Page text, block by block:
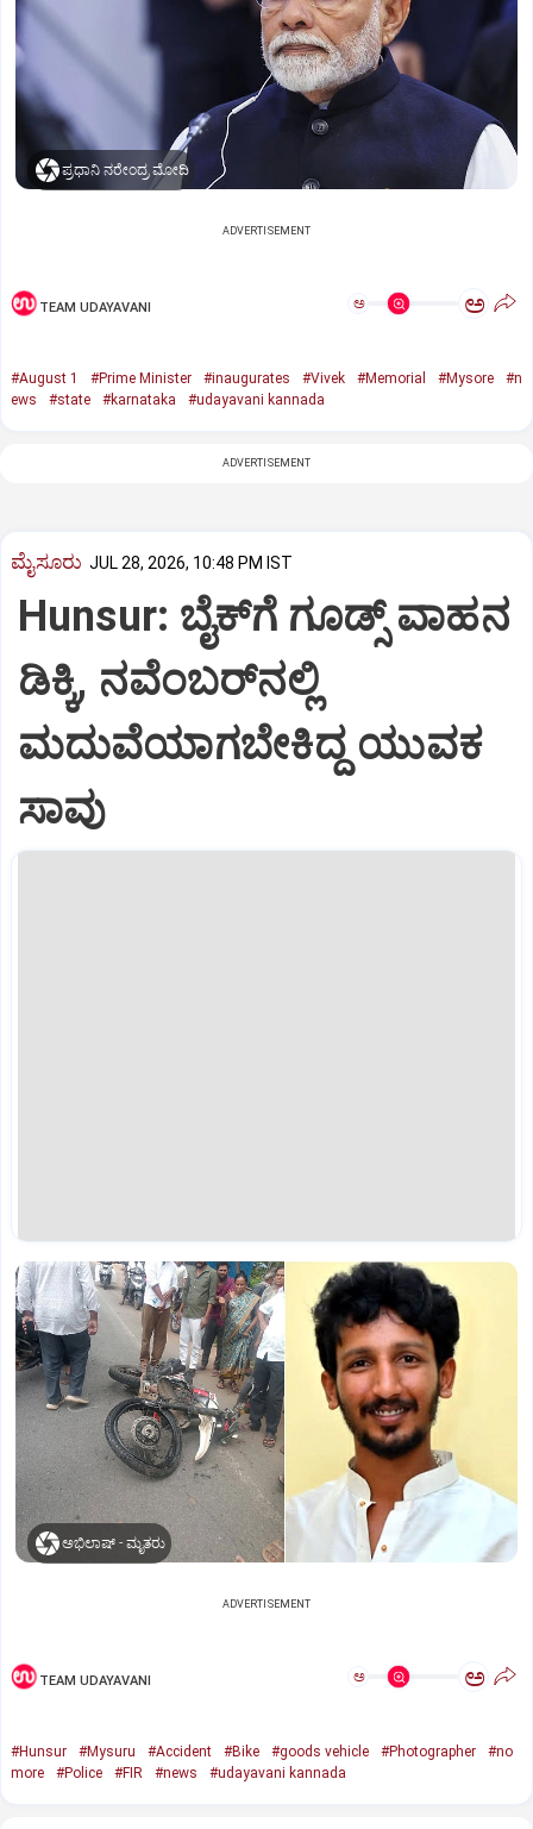
ಪ್ರಧಾನಿ ನರೇಂದ್ರ ಮೋದಿ
ADVERTISEMENT
TEAM UDAYAVANI ಅ ಅ
#August 1 #Prime Minister #inaugurates #Vivek #Memorial #Mysore
#n
ews
#state #karnataka #udayavani kannada
ADVERTISEMENT
ಮೈಸೂರು JUL 28, 2026, 10:48 PM IST
Hunsur: ಬೈಕ್‌ಗೆ ಗೂಡ್ಸ್ ವಾಹನ
ಡಿಕ್ಕಿ, ನವೆಂಬರ್‌ನಲ್ಲಿ
ಮದುವೆಯಾಗಬೇಕಿದ್ದ ಯುವಕ
ಸಾವು
ಅಭಿಲಾಷ್ - ಮೃತರು
ADVERTISEMENT
TEAM UDAYAVANI ಅ ಅ
#Hunsur #Mysuru #Accident #Bike #goods vehicle #Photographer
#no
more
#Police #FIR #news #udayavani kannada